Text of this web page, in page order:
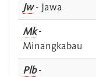
Jw- Jawa
Mk-
Minangkabau
Plb-